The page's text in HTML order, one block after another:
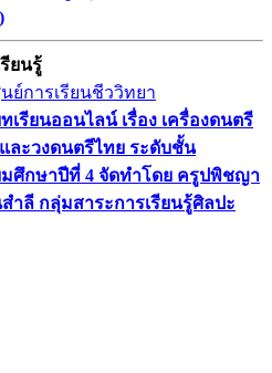
รียนรู้
ย์การเรียนชีววิทยา
เรียนออนไลน์​ เรื่อง​ เครื่องดนตรี
ละวงดนตรีไทย​ ระดับชั้น
ศึกษาปีที่​ 4​ จัดทำโดย​ ครูปพิชญา​
ำลี​ กลุ่มสาระการเรียนรู้ศิลปะ